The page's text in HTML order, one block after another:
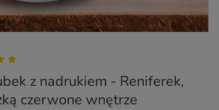
z nadrukiem - Reniferek,
czerwone wnętrze